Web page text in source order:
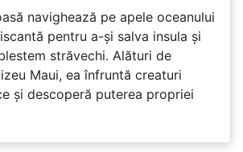
navighează pe apele oceanului
pentru a-și salva insula și
străvechi. Alături de
Maui, ea înfruntă creaturi
și descoperă puterea propriei